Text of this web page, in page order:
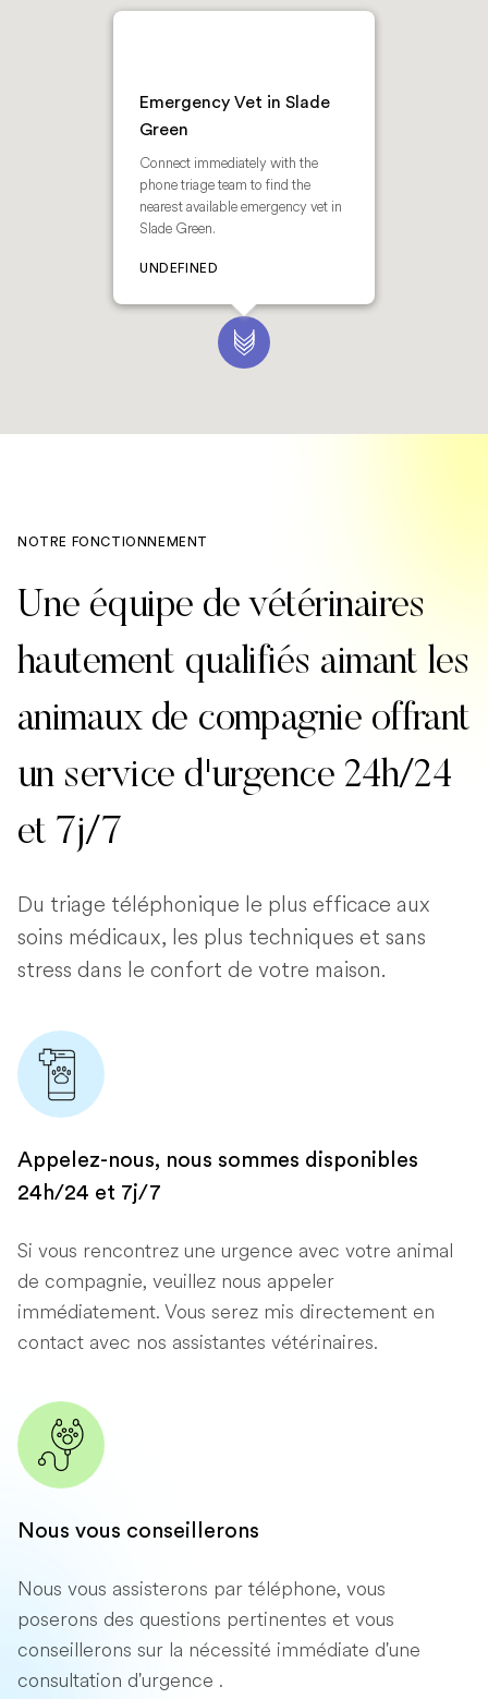
Emergency Vet in Slade
Green
Connect immediately with the
phone triage team to find the
nearest available emergency vet in
Slade Green.
UNDEFINED
NOTRE FONCTIONNEMENT
Une équipe de vétérinaires
hautement qualifiés aimant les
animaux de compagnie offrant
un service d'urgence 24h/24
et 7j/7
Du triage téléphonique le plus efficace aux
soins médicaux, les plus techniques et sans
stress dans le confort de votre maison.
Appelez-nous, nous sommes disponibles
24h/24 et 7j/7
Si vous rencontrez une urgence avec votre animal
de compagnie, veuillez nous appeler
immédiatement. Vous serez mis directement en
contact avec nos assistantes vétérinaires.
Nous vous conseillerons
Nous vous assisterons par téléphone, vous
poserons des questions pertinentes et vous
conseillerons sur la nécessité immédiate d'une
consultation d'urgence .